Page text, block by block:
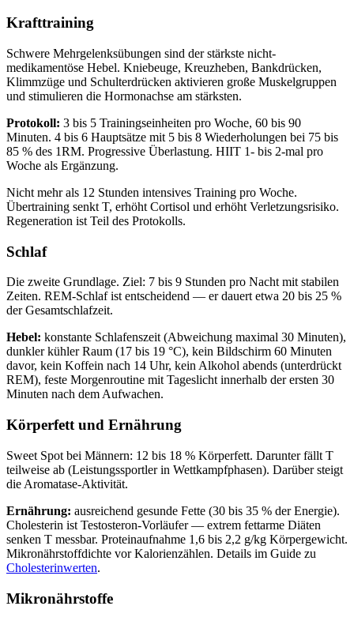
Krafttraining
Schwere Mehrgelenksübungen sind der stärkste nicht-
medikamentöse Hebel. Kniebeuge, Kreuzheben, Bankdrücken,
Klimmzüge und Schulterdrücken aktivieren große Muskelgruppen
und stimulieren die Hormonachse am stärksten.
Protokoll: 3 bis 5 Trainingseinheiten pro Woche, 60 bis 90
Minuten. 4 bis 6 Hauptsätze mit 5 bis 8 Wiederholungen bei 75 bis
85 % des 1RM. Progressive Überlastung. HIIT 1- bis 2-mal pro
Woche als Ergänzung.
Nicht mehr als 12 Stunden intensives Training pro Woche.
Übertraining senkt T, erhöht Cortisol und erhöht Verletzungsrisiko.
Regeneration ist Teil des Protokolls.
Schlaf
Die zweite Grundlage. Ziel: 7 bis 9 Stunden pro Nacht mit stabilen
Zeiten. REM-Schlaf ist entscheidend — er dauert etwa 20 bis 25 %
der Gesamtschlafzeit.
Hebel: konstante Schlafenszeit (Abweichung maximal 30 Minuten),
dunkler kühler Raum (17 bis 19 °C), kein Bildschirm 60 Minuten
davor, kein Koffein nach 14 Uhr, kein Alkohol abends (unterdrückt
REM), feste Morgenroutine mit Tageslicht innerhalb der ersten 30
Minuten nach dem Aufwachen.
Körperfett und Ernährung
Sweet Spot bei Männern: 12 bis 18 % Körperfett. Darunter fällt T
teilweise ab (Leistungssportler in Wettkampfphasen). Darüber steigt
die Aromatase-Aktivität.
Ernährung: ausreichend gesunde Fette (30 bis 35 % der Energie).
Cholesterin ist Testosteron-Vorläufer — extrem fettarme Diäten
senken T messbar. Proteinaufnahme 1,6 bis 2,2 g/kg Körpergewicht.
Mikronährstoffdichte vor Kalorienzählen. Details im Guide zu
Cholesterinwerten.
Mikronährstoffe